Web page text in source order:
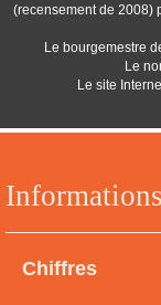
Informations
Chiffres
(recensement de 2008)
Le bourgemestre
Le
Le site